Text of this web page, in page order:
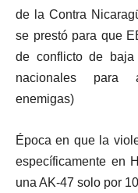
de la Contra
se prestó para que
de conflicto de baja
nacionales para
enemigas)
Época en que la
específicamente en
una AK-47 solo por